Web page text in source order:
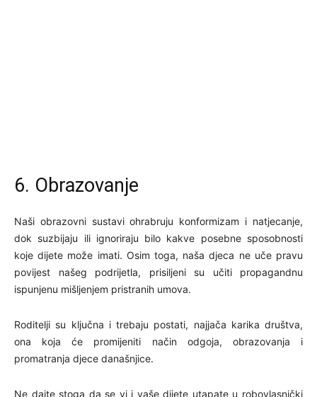
6. Obrazovanje
Naši obrazovni sustavi ohrabruju konformizam i natjecanje,
dok suzbijaju ili ignoriraju bilo kakve posebne sposobnosti
koje dijete može imati. Osim toga, naša djeca ne uče pravu
povijest našeg podrijetla, prisiljeni su učiti propagandnu
ispunjenu mišljenjem pristranih umova.
Roditelji su ključna i trebaju postati, najjača karika društva,
ona koja će promijeniti način odgoja, obrazovanja i
promatranja djece današnjice.
Ne dajte stoga da se vi i vaše dijete utapate u robovlasnički